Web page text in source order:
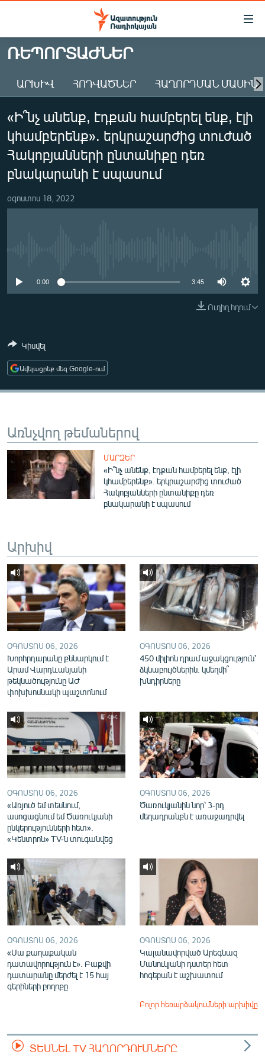
Մատչելիության
Անցնել
հիմնական
Անցնել
հիմնական
մենյուին
Որոնում
ԱԶԱՏՈՒԹՅՈՒՆ TV
ՀԱՅԱՍՏԱՆ
ԸՆՏՐՈՒԹՅՈՒՆՆԵՐ 2026
ԻՐԱՎՈՒՆՔ
ՀԱՍԱՐԱԿՈՒԹՅՈՒՆ
ՂԱՐԱԲԱՂ
ՄԻՋԱԶԳԱՅԻՆ
ՄՇԱԿՈՒՅԹ
ՄԵԿՆԱԲԱՆՈՒԹՅՈՒՆ
ՏՏ ԵՒ ԻՆՏԵՐՆԵՏ
ԲԱՆԱՎԵՃ
ՁԳՏԵԼՈՎ ԼԱՎԱԳՈՒՅՆԻՆ
ՓՈԴՔԱՍԹ
English
Русский
ՀԵՏԵՎԵՔ ՄԵԶ
«Ազատության» բոլոր կայքերը
ՌԵՊՈՐՏԱԺՆԵՐ
ԱՐԽԻՎ ՀՈԴՎԱԾՆԵՐ ՀԱՂՈՐԴՄԱՆ ՄԱՍԻՆ
«Ի՞նչ անենք, էդքան համբերել ենք, էլի
կհամբերենք». երկրաշարժից տուժած
Հակոբյանների ընտանիքը դեռ
բնակարանի է սպասում
օգոստոս 18, 2022
0:00 3:45
Ուղիղ հղում
Կիսվել
Ավելացրեք մեզ Google-ում
Առնչվող թեմաներով
ՄԱՐԶԵՐ
«Ի՞նչ անենք, էդքան համբերել ենք, էլի
կհամբերենք». երկրաշարժից տուժած
Հակոբյանների ընտանիքը դեռ
բնակարանի է սպասում
Արխիվ
ՕԳՈՍՏՈՍ 06, 2026
Խորհրդարանը քննարկում է
Արամ Վարդևանյանի
թեկնածությունը ԱԺ
փոխխոսնակի պաշտոնում
ՕԳՈՍՏՈՍ 06, 2026
450 միլիոն դրամ աջակցություն՝
ձկնաբույծներին. կմեղմի՞
խնդիրները
ՕԳՈՍՏՈՍ 06, 2026
«Առյուծ եմ տեսնում,
ասոցացնում եմ Ծառուկյանի
ընկերությունների հետ».
«Կենտրոն» TV-ն տուգանվեց
ՕԳՈՍՏՈՍ 06, 2026
Ծառուկյանին նոր՝ 3-րդ
մեղադրանքն է առաջադրվել
ՕԳՈՍՏՈՍ 06, 2026
«Սա քաղաքական
դատավորություն է». Բաքվի
դատարանը մերժել է 15 հայ
գերիների բողոքը
ՕԳՈՍՏՈՍ 06, 2026
Կալանավորված Արեգնազ
Մանուկյանի դստեր հետ
հոգեբան է աշխատում
Բոլոր հեռարձակումների արխիվը
ՏԵՍՆԵԼ TV ՀԱՂՈՐԴՈՒՄՆԵՐԸ